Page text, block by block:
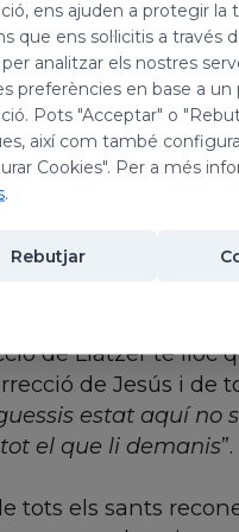
experimentà
que ell és la
Marta és activa i
a casa
als peus del
se l’ha volgut
aspectes que no
se.
de Llàtzer té
de Jesús i
estat aquí no
el que li demanis”.
tots els sants
ens ajuden a protegir
que ens sol·licitis a
analitzar els nostres
preferències en base a
Pots "Acceptar" o
així com també
Cookies". Per a més
.
Rebutjar